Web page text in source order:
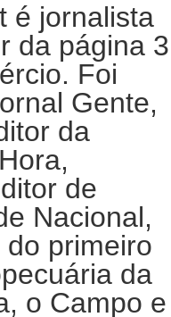
é jornalista
da página 3
Foi
Gente,
da
de
Nacional,
primeiro
da
o Campo e